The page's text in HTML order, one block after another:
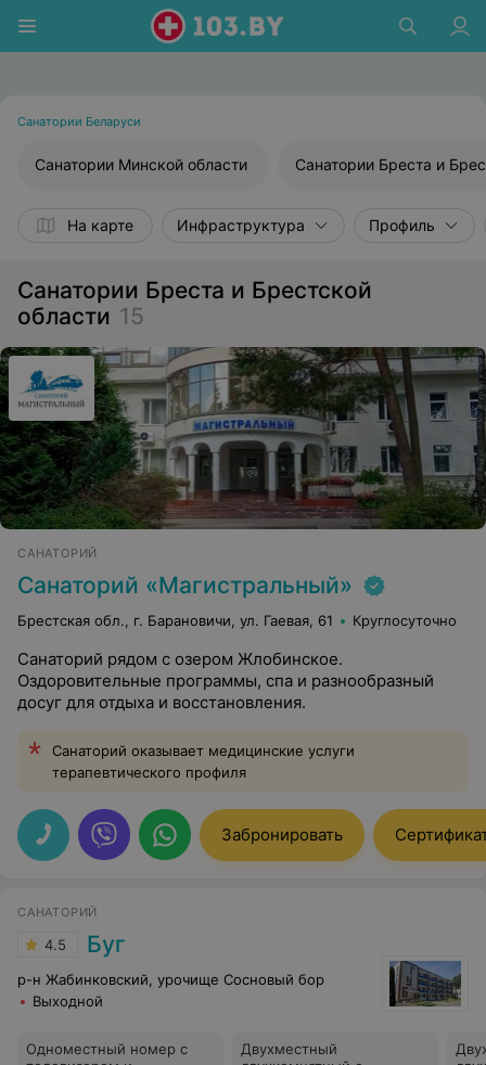
Санатории Беларуси
Санатории Минской области Санатории Бреста и
На карте Инфраструктура Профиль
Санатории Бреста и Брестской
области 15
САНАТОРИЙ
Санаторий «Магистральный»
Брестская обл., г. Барановичи, ул. Гаевая, 61 Круглосуточно
Санаторий рядом с озером Жлобинское.
Оздоровительные программы, спа и разнообразный
досуг для отдыха и восстановления.
Санаторий оказывает медицинские услуги
терапевтического профиля
Забронировать
САНАТОРИЙ
4.5 Буг
р-н Жабинковский, урочище Сосновый бор
Выходной
Одноместный номер с
Двухместный